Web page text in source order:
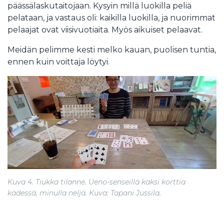
päässälaskutaitojaan. Kysyin millä luokilla peliä
pelataan, ja vastaus oli: kaikilla luokilla, ja nuorimmat
pelaajat ovat viisivuotiaita. Myös aikuiset pelaavat.
Meidän pelimme kesti melko kauan, puolisen tuntia,
ennen kuin voittaja löytyi.
Kuva 4. Tiukka tilanne. Ueno-senseillä kaksi korttia
kädessä, minulla neljä. Kuva: Tapani Jussila.